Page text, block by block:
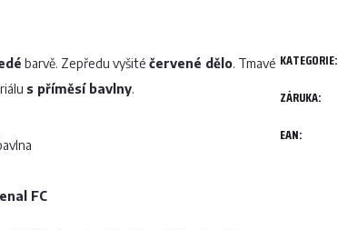
barvě. Zepředu vyšité červené dělo. Tmavé
s příměsí bavlny.
FC
KATEGORIE:
ZÁRUKA:
EAN: